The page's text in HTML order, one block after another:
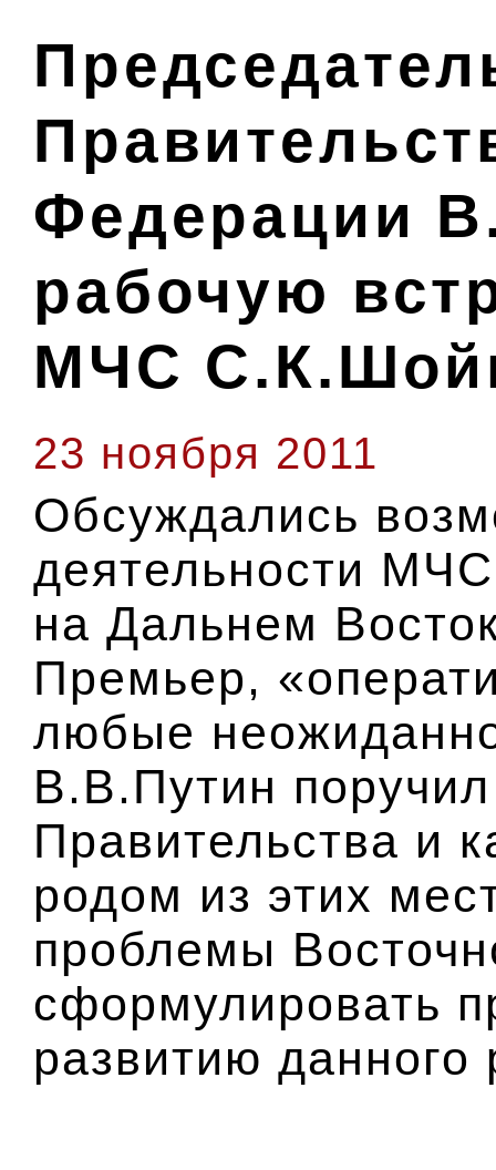
Федерации
рабочую
МЧС
23 ноября 2011
Обсуждались
деятельности
на Дальнем
Премьер,
любые
В.В.Путин
Правительства и
родом из этих
проблемы
сформулировать
развитию данного